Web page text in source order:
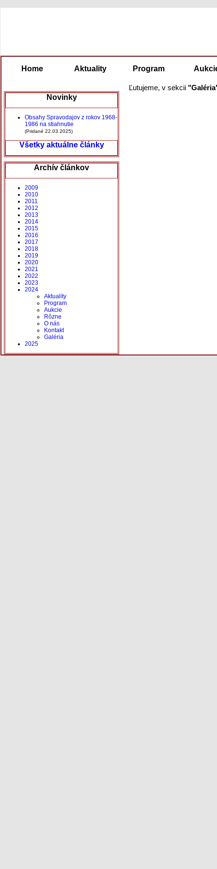
Home Aktuality Program
Ľutujeme, v sekcii
Novinky
Obsahy Spravodajov z rokov 1968-
1986 na stiahnutie
(Pridané 22.03.2025)
Všetky aktuálne články
Archív článkov
2009
2010
2011
2012
2013
2014
2015
2016
2017
2018
2019
2020
2021
2022
2023
2024
Aktuality
Program
Aukcie
Rôzne
O nás
Kontakt
Galéria
2025